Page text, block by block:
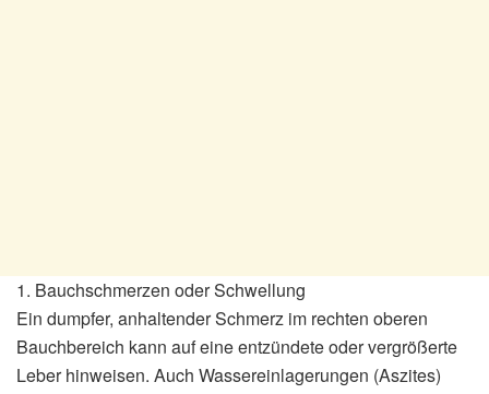
1. Bauchschmerzen oder Schwellung
Ein dumpfer, anhaltender Schmerz im rechten oberen
Bauchbereich kann auf eine entzündete oder vergrößerte
Leber hinweisen. Auch Wassereinlagerungen (Aszites)